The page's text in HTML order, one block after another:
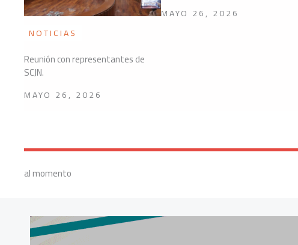
NOTICIAS
Reunión con representantes de
SCJN.
MAYO 26, 2026
MAYO 26, 2026
al momento